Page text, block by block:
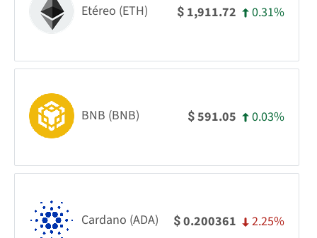
Etéreo (ETH) $ 1,911.72 0.31%
BNB (BNB) $591.05 0.03%
Cardano (ADA) $0.200361 2.25%